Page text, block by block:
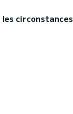
les circonstances